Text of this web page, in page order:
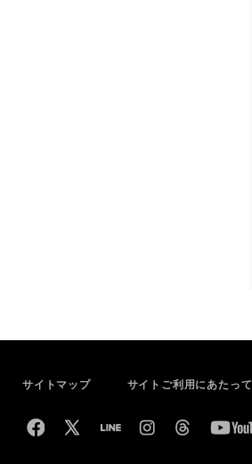
サイトマップ サイトご利用にあたって